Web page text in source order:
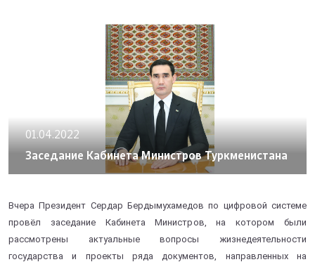
01.04.2022
Заседание Кабинета Министров Туркменистана
Вчера Президент Сердар Бердымухамедов по цифровой системе
провёл заседание Кабинета Министров, на котором были
рассмотрены актуальные вопросы жизнедеятельности
государства и проекты ряда документов, направленных на